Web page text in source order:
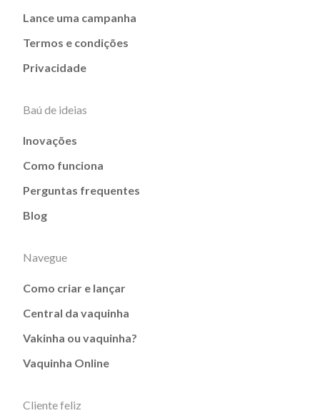
Lance uma campanha
Termos e condições
Privacidade
Baú de ideias
Inovações
Como funciona
Perguntas frequentes
Blog
Navegue
Como criar e lançar
Central da vaquinha
Vakinha ou vaquinha?
Vaquinha Online
Cliente feliz